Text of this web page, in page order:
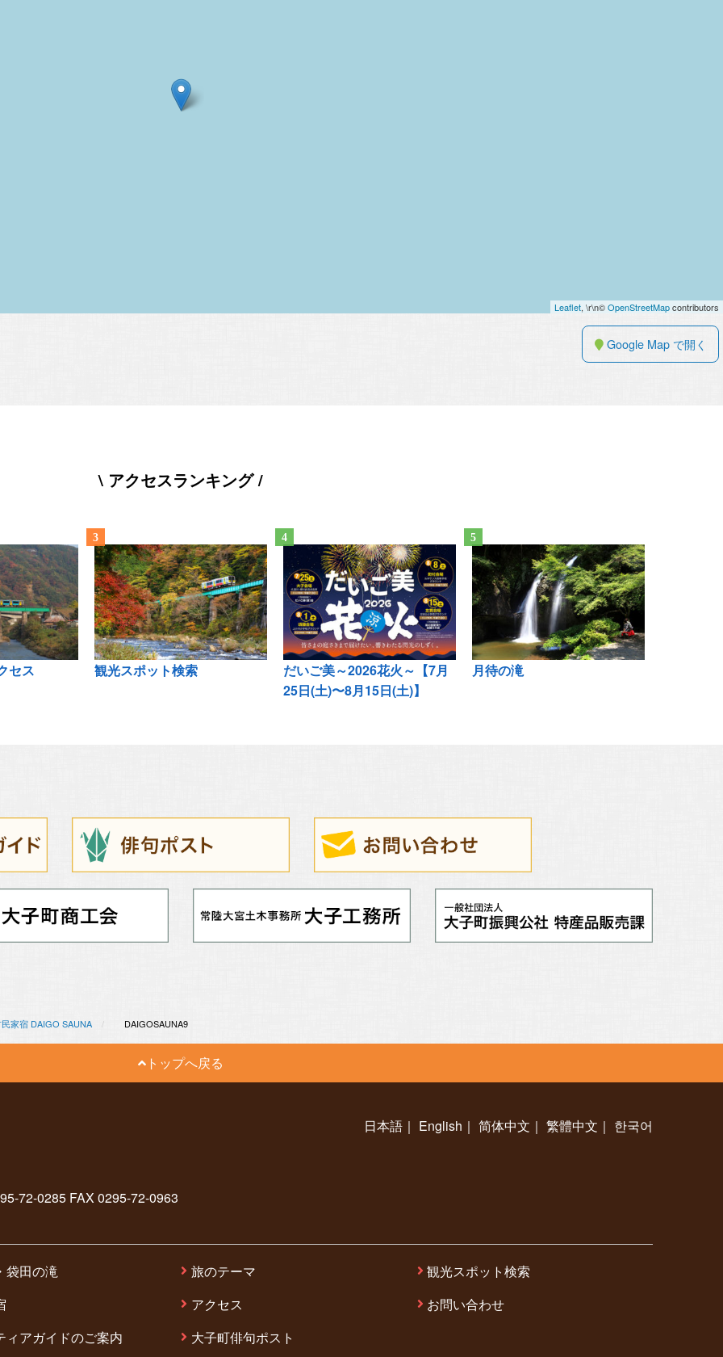
Leaflet, \r\n©OpenStreetMapcontributors
Google Map で開く
\ アクセスランキング /
セス 観光スポット検索
だいご美～2026花火～【7月
25日(土)〜8月15日(土)】
月待の滝
家宿 DAIGO SAUNA DAIGOSAUNA9
トップへ戻る
日本語 ｜ English ｜ 简体中文 ｜ 繁體中文 ｜ 한국어
72-0285 FAX 0295-72-0963
袋田の滝 旅のテーマ
観光スポット検索
アクセス
お問い合わせ
ィアガイドのご案内
大子町俳句ポスト